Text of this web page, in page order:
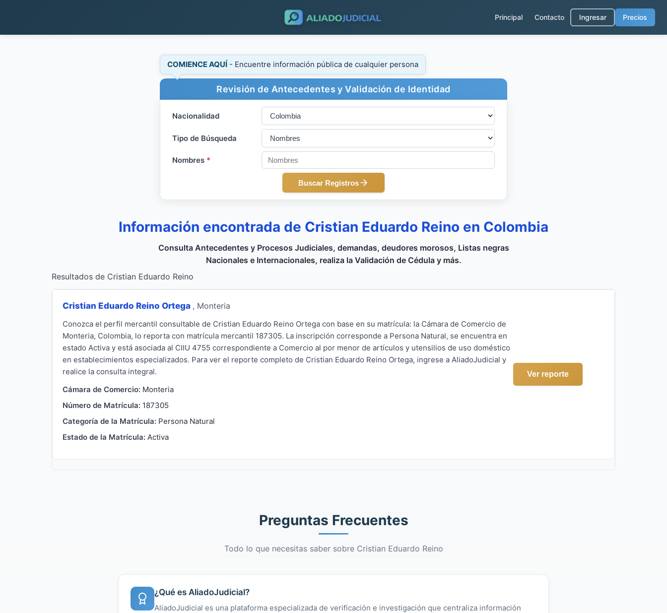
Principal Contacto Ingresar Precios
COMIENCE AQUÍ - Encuentre información pública de cualquier persona
Revisión de Antecedentes y Validación de Identidad
Nacionalidad
Tipo de Búsqueda
Nombres *
Buscar Registros
Información encontrada de Cristian Eduardo Reino en Colombia
Consulta Antecedentes y Procesos Judiciales, demandas, deudores morosos, Listas negras
Nacionales e Internacionales, realiza la Validación de Cédula y más.
Resultados de Cristian Eduardo Reino
Cristian Eduardo Reino Ortega , Monteria
Conozca el perfil mercantil consultable de Cristian Eduardo Reino Ortega con base en su matrícula: la Cámara de Comercio de
Monteria, Colombia, lo reporta con matrícula mercantil 187305. La inscripción corresponde a Persona Natural, se encuentra en
estado Activa y está asociada al CIIU 4755 correspondiente a Comercio al por menor de artículos y utensilios de uso doméstico
en establecimientos especializados. Para ver el reporte completo de Cristian Eduardo Reino Ortega, ingrese a AliadoJudicial y
realice la consulta integral.
Cámara de Comercio: Monteria
Número de Matrícula: 187305
Categoría de la Matrícula: Persona Natural
Estado de la Matrícula: Activa
Ver reporte
Preguntas Frecuentes
Todo lo que necesitas saber sobre Cristian Eduardo Reino
¿Qué es AliadoJudicial?
AliadoJudicial es una plataforma especializada de verificación e investigación que centraliza información